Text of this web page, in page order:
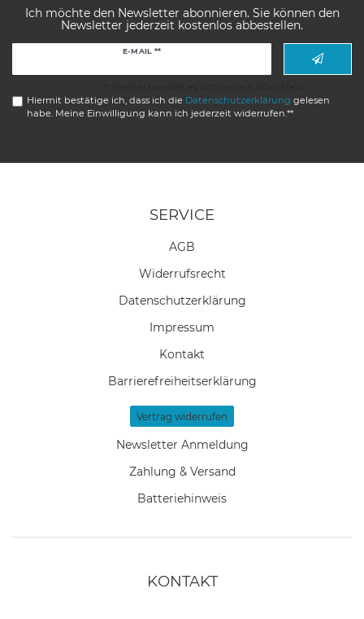
Ich möchte den Newsletter abonnieren. Sie können den
Newsletter jederzeit kostenlos abbestellen.
E-MAIL **
Hiermit bestätige ich, dass ich die Daten­schutz­erklärung gelesen
habe. Meine Einwilligung kann ich jederzeit widerrufen.**
SERVICE
AGB
Widerrufs­recht
Daten­schutz­erklärung
Impressum
Kontakt
Barrierefreiheitserklärung
Vertrag widerrufen
Newsletter Anmeldung
Zahlung & Versand
Batteriehinweis
KONTAKT